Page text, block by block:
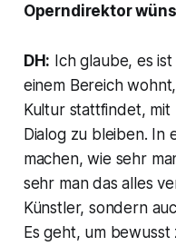
Operndirektor
DH: Ich glaube, es
einem Bereich
Kultur stattfindet, mit
Dialog zu bleiben. In
machen, wie sehr
sehr man das alles
Künstler, sondern
Es geht, um